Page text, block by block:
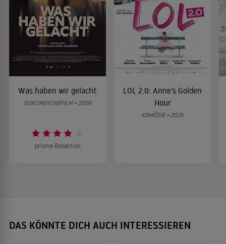
Was haben wir gelacht
DOKUMENTARFILM • 2026
prisma-Redaktion
LOL 2.0: Anne’s Golden
Hour
KOMÖDIE • 2026
DAS KÖNNTE DICH AUCH INTERESSIEREN